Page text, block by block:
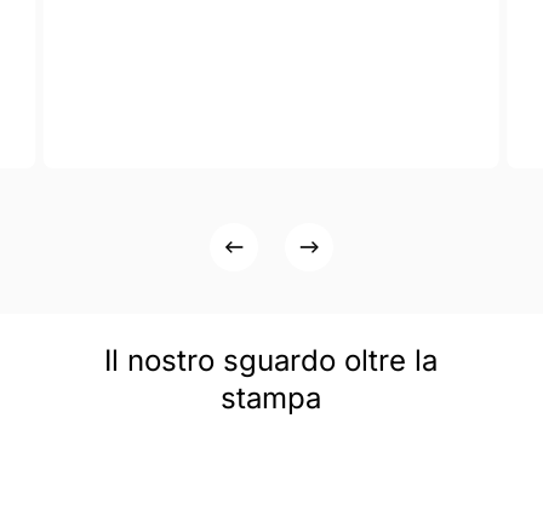
Il nostro sguardo oltre la
stampa